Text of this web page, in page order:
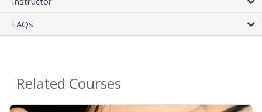
FAQs
Related Courses